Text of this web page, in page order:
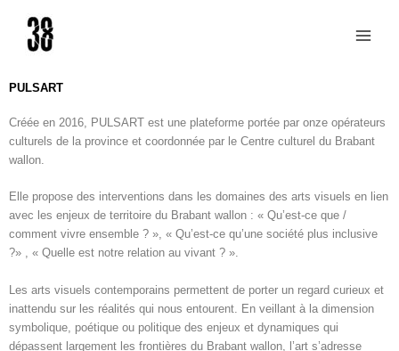
contenu
PULSART
Créée en 2016, PULSART est une plateforme portée par onze opérateurs
culturels de la province et coordonnée par le Centre culturel du Brabant
wallon.
Elle propose des interventions dans les domaines des arts visuels en lien
avec les enjeux de territoire du Brabant wallon : « Qu’est-ce que /
comment vivre ensemble ? », « Qu’est-ce qu’une société plus inclusive
?» , « Quelle est notre relation au vivant ? ».
Les arts visuels contemporains permettent de porter un regard curieux et
inattendu sur les réalités qui nous entourent. En veillant à la dimension
symbolique, poétique ou politique des enjeux et dynamiques qui
dépassent largement les frontières du Brabant wallon, l’art s’adresse